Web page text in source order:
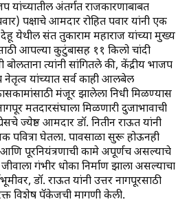
यांच्यातील अंतर्गत राजकारणाबाबत
पक्षाचे आमदार रोहित पवार यांनी एक
येथील संत तुकाराम महाराज यांच्या मुख्य
आपल्या कुटुंबासह ११ किलो चांदी
बोलताना त्यांनी सांगितले की, केंद्रीय भाजप
नेतृत्व यांच्यात सर्व काही आलबेल
मंजूर झालेला निधी मिळण्यास
मतदारसंघाला मिळणारी दुजाभावाची
ज्येष्ठ आमदार डॉ. नितीन राऊत यांनी
पवित्रा घेतला. पावसाळा सुरू होऊनही
आणि पूरनियंत्रणाची कामे अपूर्णच असल्याचे
गंभीर धोका निर्माण झाला असल्याचा
डॉ. राऊत यांनी उत्तर नागपूरसाठी
विशेष पॅकेजची मागणी केली.